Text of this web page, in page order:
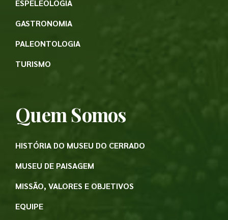
ESPELEOLOGIA
GASTRONOMIA
PALEONTOLOGIA
TURISMO
Quem Somos
HISTÓRIA DO MUSEU DO CERRADO
MUSEU DE PAISAGEM
MISSÃO, VALORES E OBJETIVOS
EQUIPE